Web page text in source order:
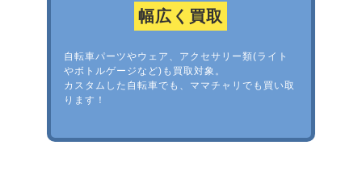
幅広く買取
自転車パーツやウェア、アクセサリー類(ライト
やボトルゲージなど)も買取対象。
カスタムした自転車でも、ママチャリでも買い取
ります！